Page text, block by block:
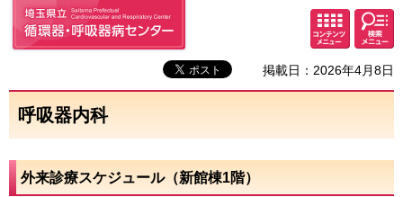
埼玉県立 循環器・呼吸器病セン
ター
コンテ
ンツメ
ニュー
検索・
共通メ
ニュー
掲載日：2026年4月8日
呼吸器内科
外来診療スケジュール（新館棟1階）